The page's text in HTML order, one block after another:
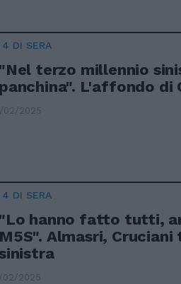
4 DI SERA
"Nel terzo millennio
panchina". L'affondo di
02/2025
4 DI SERA
"Lo hanno fatto tutti,
M5S". Almasri,
02/2025